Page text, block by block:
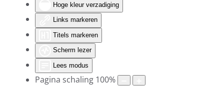
Hoge kleur verzadiging
Links markeren
Titels markeren
Scherm lezer
Lees modus
Pagina schaling 100%